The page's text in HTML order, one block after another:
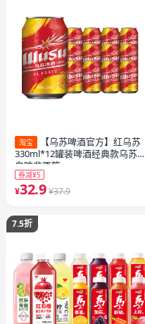
淘宝
【乌苏啤酒官方】红乌苏
330ml*12罐装啤酒经典款乌苏
白啤非原箱
券减¥5
¥32.9 ¥37.9
7.5折